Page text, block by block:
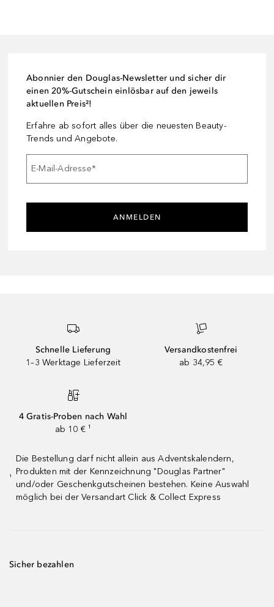
Abonnier den Douglas-Newsletter und sicher dir
einen 20%-Gutschein einlösbar auf den jeweils
aktuellen Preis²!
Erfahre ab sofort alles über die neuesten Beauty-
Trends und Angebote.
E-Mail-Adresse*
ANMELDEN
Schnelle Lieferung
1–3 Werktage Lieferzeit
Versandkostenfrei
ab 34,95 €
4 Gratis-Proben nach Wahl
ab 10 € ¹
¹
Die Bestellung darf nicht allein aus Adventskalendern,
Produkten mit der Kennzeichnung "Douglas Partner"
und/oder Geschenkgutscheinen bestehen. Keine Auswahl
möglich bei der Versandart Click & Collect Express
Sicher bezahlen